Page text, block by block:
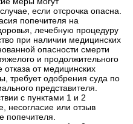
если отсрочка опасна.
попечителя на
лечебную процедуру
при наличии медицинских
опасности смерти
и продолжительного
отказа от медицинских
требует одобрения суда по
представителя.
с пунктами 1 и 2
несогласие или отзыв
попечителя.